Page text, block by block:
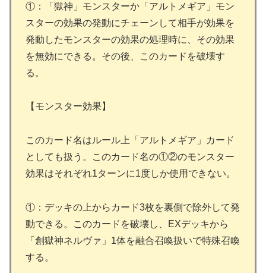
①：「獄神」モンスターか「アルトメギア」モン
スターの効果の発動にチェーンして相手が効果を
発動したモンスターの効果の処理時に、その効果
を無効にできる。その後、このカードを破壊す
る。
【モンスター効果】
このカード名はルール上「アルトメギア」カード
としても扱う。このカード名の①②のモンスター
効果はそれぞれ1ターンに1度しか使用できない。
①：デッキの上からカード3枚を裏側で除外して発
動できる。このカードを破壊し、EXデッキから
「創獄神ネルヴァ」1体を融合召喚扱いで特殊召喚
する。